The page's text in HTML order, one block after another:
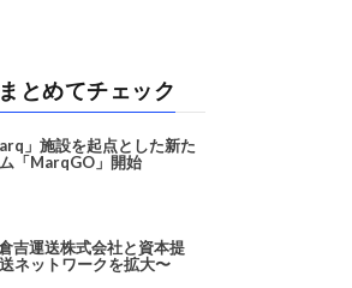
とめてチェック
」施設を起点とした新た
「MarqGO」開始
吉運送株式会社と資本提
ネットワークを拡大〜